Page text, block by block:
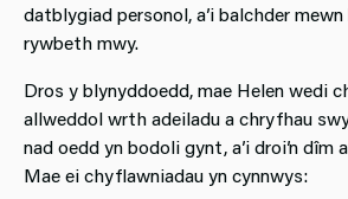
datblygiad personol, a’i balchder
rywbeth mwy.
Dros y blynyddoedd, mae Helen wedi
allweddol wrth adeiladu a chryfhau
nad oedd yn bodoli gynt, a’i droi’n dîm
Mae ei chyflawniadau yn cynnwys: